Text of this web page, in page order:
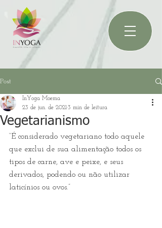
Post
Vegetarianismo
InYoga Moema
23 de jun. de 20213 min de leitura
“É considerado vegetariano todo aquele
que exclui de sua alimentação todos os
tipos de carne, ave e peixe, e seus
derivados, podendo ou não utilizar
laticínios ou ovos.”